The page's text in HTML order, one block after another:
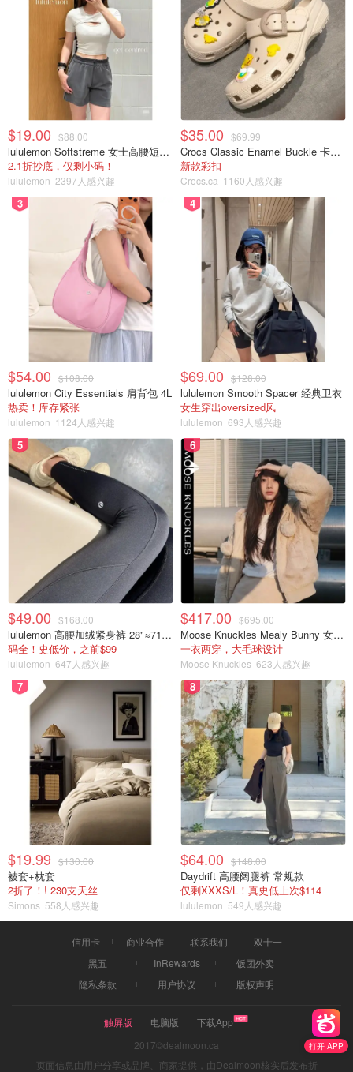
打开 APP
$19.00 $88.00
lululemon Softstreme 女士高腰短裤 10cm
2.1折抄底，仅剩小码！
lululemon 2397人感兴趣
$35.00 $69.99
Crocs Classic Enamel Buckle 卡骆驰布扣便鞋
新款彩扣
Crocs.ca 1160人感兴趣
3
$54.00 $108.00
lululemon City Essentials 肩背包 4L
热卖！库存紧张
lululemon 1124人感兴趣
4
$69.00 $128.00
lululemon Smooth Spacer 经典卫衣
女生穿出oversized风
lululemon 693人感兴趣
5
$49.00 $168.00
lululemon 高腰加绒紧身裤 28"≈71cm 5个口袋
码全！史低价，之前$99
lululemon 647人感兴趣
6
$417.00 $695.00
Moose Knuckles Mealy Bunny 女士双面穿连帽外套
一衣两穿，大毛球设计
Moose Knuckles 623人感兴趣
7
$19.99 $130.00
被套+枕套
2折了！! 230支天丝
Simons 558人感兴趣
8
$64.00 $148.00
Daydrift 高腰阔腿裤 常规款
仅剩XXXS/L！真史低上次$114
lululemon 549人感兴趣
信用卡 商业合作 联系我们
双十一
黑五
InRewards
饭团外卖
隐私条款
用户协议 版权声明
触屏版 电脑版
下载App
2017©dealmoon.ca
页面信息由用户分享或品牌、商家提供，由Dealmoon核实后发布折